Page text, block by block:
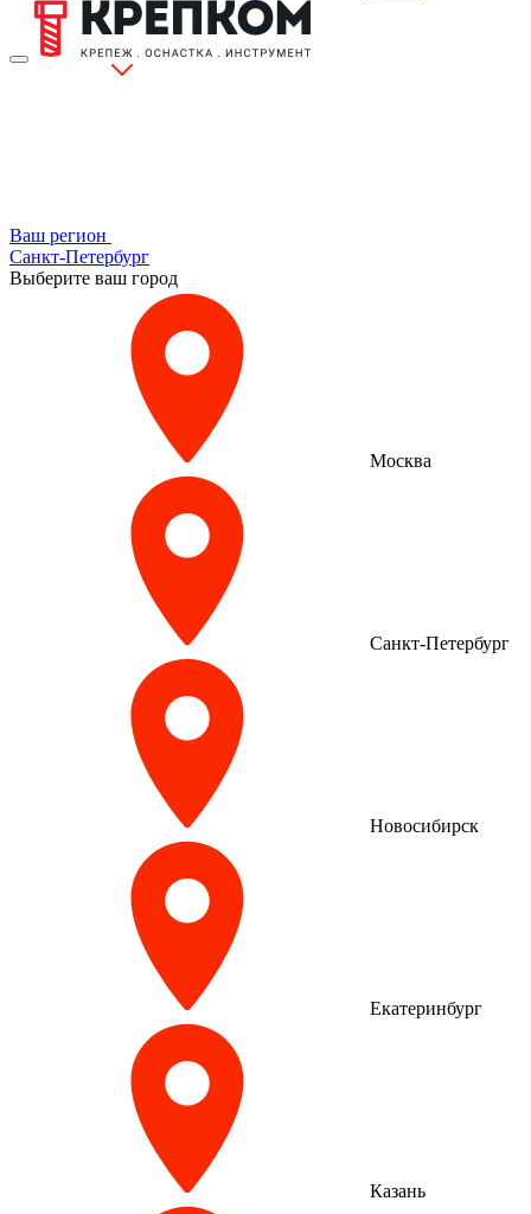
Ваш регион
Санкт-Петербург
Выберите ваш город
Москва
Санкт-Петербург
Новосибирск
Екатеринбург
Казань